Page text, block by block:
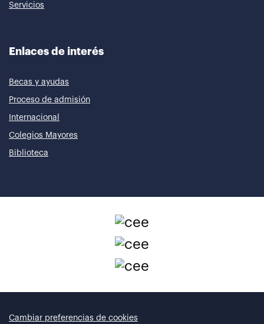
Servicios
Enlaces de interés
Becas y ayudas
Proceso de admisión
Internacional
Colegios Mayores
Biblioteca
Cambiar preferencias de cookies